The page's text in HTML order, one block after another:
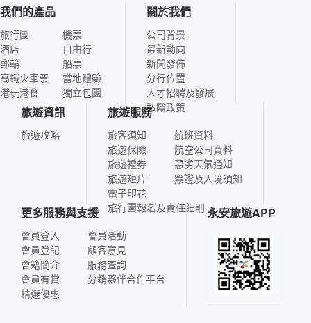
我們的產品
旅行團
酒店
郵輪
高鐵火車票
港玩港食
機票
自由行
船票
當地體驗
獨立包團
關於我們
公司背景
最新動向
新聞發佈
分行位置
人才招聘及發展
私隱政策
旅遊資訊
旅遊攻略
旅遊服務
旅客須知
旅遊保險
旅遊禮券
旅遊短片
電子印花
航班資料
航空公司資料
惡劣天氣通知
簽證及入境須知
旅行團報名及責任細則
更多服務與支援
會員登入
會員登記
會籍簡介
會員有賞
精選優惠
會員活動
顧客意見
服務查詢
分銷夥伴合作平台
永安旅遊APP